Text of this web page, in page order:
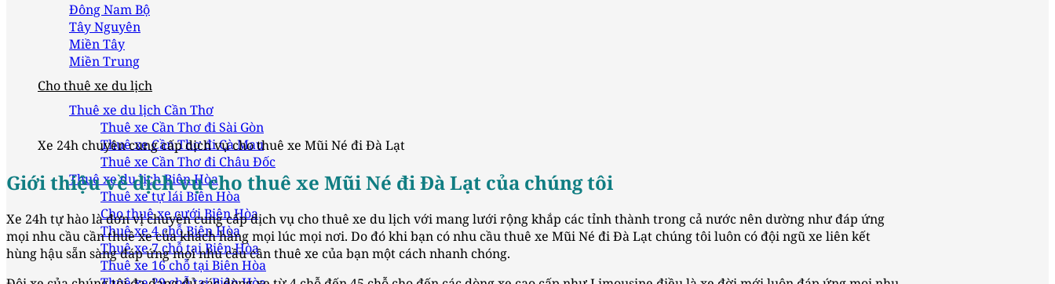
Đông Nam Bộ
Tây Nguyên
Miền Tây
Miền Trung
Cho thuê xe du lịch
Thuê xe du lịch Cần Thơ
Thuê xe Cần Thơ đi Sài Gòn
Thuê xe Cần Thơ đi Cà Mau
Thuê xe Cần Thơ đi Châu Đốc
Thuê xe du lịch Biên Hòa
Thuê xe tự lái Biên Hòa
Cho thuê xe cưới Biên Hòa
Thuê xe 4 chỗ Biên Hòa
Thuê xe 7 chỗ tại Biên Hòa
Thuê xe 16 chỗ tại Biên Hòa
Xe 24h chuyên cung cấp dịch vụ cho thuê xe Mũi Né đi Đà Lạt
Giới thiệu về dịch vụ cho thuê xe Mũi Né đi Đà Lạt của chúng tôi
Xe 24h tự hào là đơn vị chuyên cung cấp dịch vụ cho thuê xe du lịch với mang lưới rộng khắp các tỉnh thành trong cả nước nên dường như đáp ứng
mọi nhu cầu cần thuê xe của khách hàng mọi lúc mọi nơi. Do đó khi bạn có nhu cầu thuê xe Mũi Né đi Đà Lạt chúng tôi luôn có đội ngũ xe liên kết
hùng hậu sẵn sàng đáp ứng mọi nhu cầu cần thuê xe của bạn một cách nhanh chóng.